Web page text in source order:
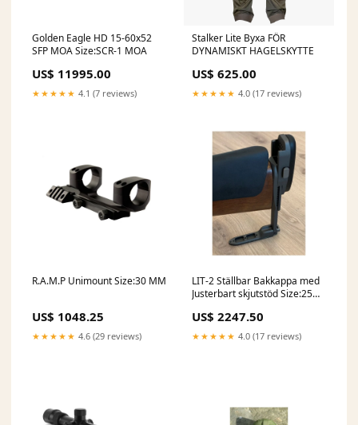
Golden Eagle HD 15-60x52
SFP MOA Size:SCR-1 MOA
US$ 11995.00
★★★★★ 4.1 (7 reviews)
Stalker Lite Byxa FÖR
DYNAMISKT HAGELSKYTTE
US$ 625.00
★★★★★ 4.0 (17 reviews)
R.A.M.P Unimount Size:30 MM
US$ 1048.25
★★★★★ 4.6 (29 reviews)
LIT-2 Ställbar Bakkappa med
Justerbart skjutstöd Size:25
US$ 2247.50
★★★★★ 4.0 (17 reviews)